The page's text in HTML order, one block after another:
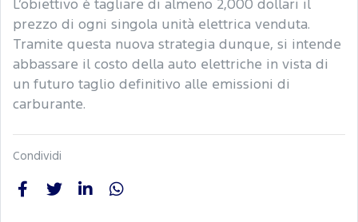
L’obiettivo è tagliare di almeno 2,000 dollari il
prezzo di ogni singola unità elettrica venduta.
Tramite questa nuova strategia dunque, si intende
abbassare il costo della auto elettriche in vista di
un futuro taglio definitivo alle emissioni di
carburante.
Condividi